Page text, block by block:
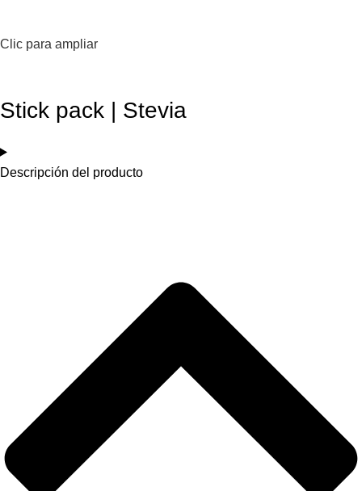
Clic para ampliar
Stick pack | Stevia
Descripción del producto